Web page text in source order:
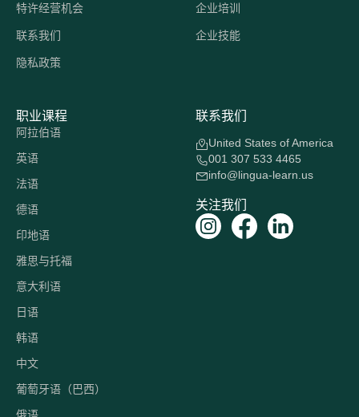
特许经营机会
联系我们
隐私政策
企业培训
企业技能
职业课程
阿拉伯语
英语
法语
德语
印地语
雅思与托福
意大利语
日语
韩语
中文
葡萄牙语（巴西）
联系我们
United States of America
001 307 533 4465
info@lingua-learn.us
关注我们